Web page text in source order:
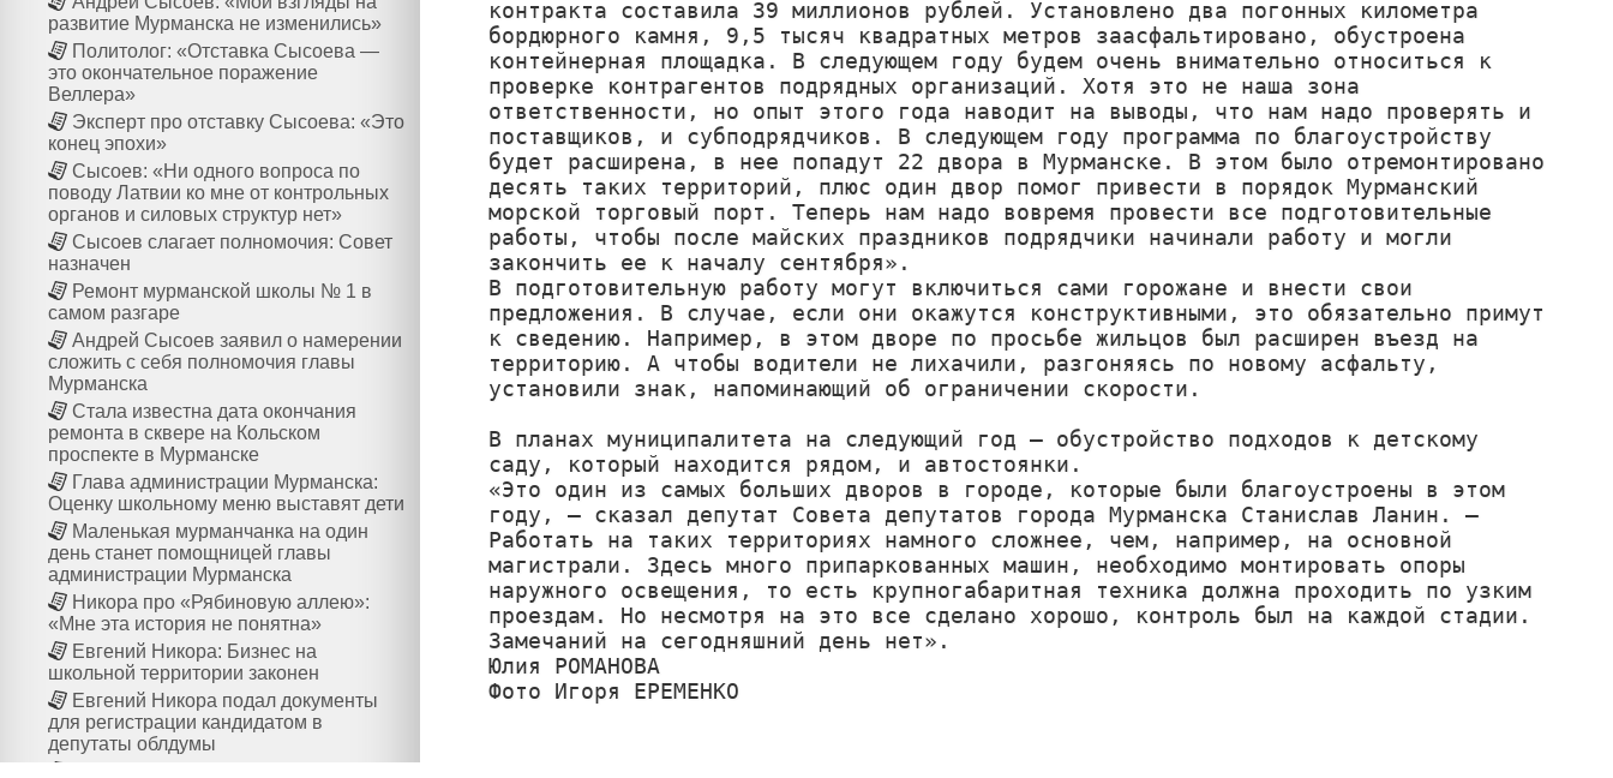
развитие Мурманска не изменились»
Политолог: «Отставка Сысоева —
это окончательное поражение
Веллера»
Эксперт про отставку Сысоева: «Это
конец эпохи»
Сысоев: «Ни одного вопроса по
поводу Латвии ко мне от контрольных
органов и силовых структур нет»
Сысоев слагает полномочия: Совет
назначен
Ремонт мурманской школы № 1 в
самом разгаре
Андрей Сысоев заявил о намерении
сложить с себя полномочия главы
Мурманска
Стала известна дата окончания
ремонта в сквере на Кольском
проспекте в Мурманске
Глава администрации Мурманска:
Оценку школьному меню выставят дети
Маленькая мурманчанка на один
день станет помощницей главы
администрации Мурманска
Никора про «Рябиновую аллею»:
«Мне эта история не понятна»
Евгений Никора: Бизнес на
школьной территории законен
Евгений Никора подал документы
для регистрации кандидатом в
депутаты облдумы
контракта составила 39 миллионов рублей. Установлено два погонных километра
бордюрного камня, 9,5 тысяч квадратных метров заасфальтировано, обустроена
контейнерная площадка. В следующем году будем очень внимательно относиться к
проверке контрагентов подрядных организаций. Хотя это не наша зона
ответственности, но опыт этого года наводит на выводы, что нам надо проверять и
поставщиков, и субподрядчиков. В следующем году программа по благоустройству
будет расширена, в нее попадут 22 двора в Мурманске. В этом было отремонтировано
десять таких территорий, плюс один двор помог привести в порядок Мурманский
морской торговый порт. Теперь нам надо вовремя провести все подготовительные
работы, чтобы после майских праздников подрядчики начинали работу и могли
закончить ее к началу сентября».
В подготовительную работу могут включиться сами горожане и внести свои
предложения. В случае, если они окажутся конструктивными, это обязательно примут
к сведению. Например, в этом дворе по просьбе жильцов был расширен въезд на
территорию. А чтобы водители не лихачили, разгоняясь по новому асфальту,
установили знак, напоминающий об ограничении скорости.
В планах муниципалитета на следующий год – обустройство подходов к детскому
саду, который находится рядом, и автостоянки.
«Это один из самых больших дворов в городе, которые были благоустроены в этом
году, – сказал депутат Совета депутатов города Мурманска Станислав Ланин. –
Работать на таких территориях намного сложнее, чем, например, на основной
магистрали. Здесь много припаркованных машин, необходимо монтировать опоры
наружного освещения, то есть крупногабаритная техника должна проходить по узким
проездам. Но несмотря на это все сделано хорошо, контроль был на каждой стадии.
Замечаний на сегодняшний день нет».
Юлия РОМАНОВА
Фото Игоря ЕРЕМЕНКО